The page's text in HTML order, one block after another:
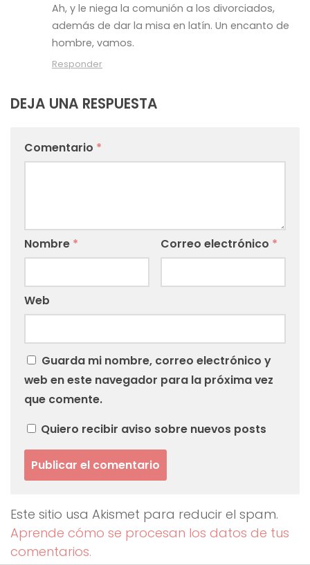
Ah, y le niega la comunión a los divorciados,
además de dar la misa en latín. Un encanto de
hombre, vamos.
Responder
DEJA UNA RESPUESTA
Comentario *
Nombre * Correo electrónico *
Web
Guarda mi nombre, correo electrónico y
web en este navegador para la próxima vez
que comente.
Quiero recibir aviso sobre nuevos posts
Este sitio usa Akismet para reducir el spam.
Aprende cómo se procesan los datos de tus
comentarios.